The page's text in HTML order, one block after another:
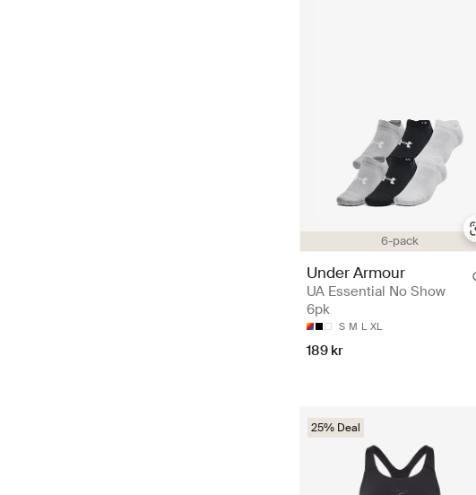
6-pack
Under Armour
UA Essential No Show
6pk
S M L XL
189 kr
25% Deal